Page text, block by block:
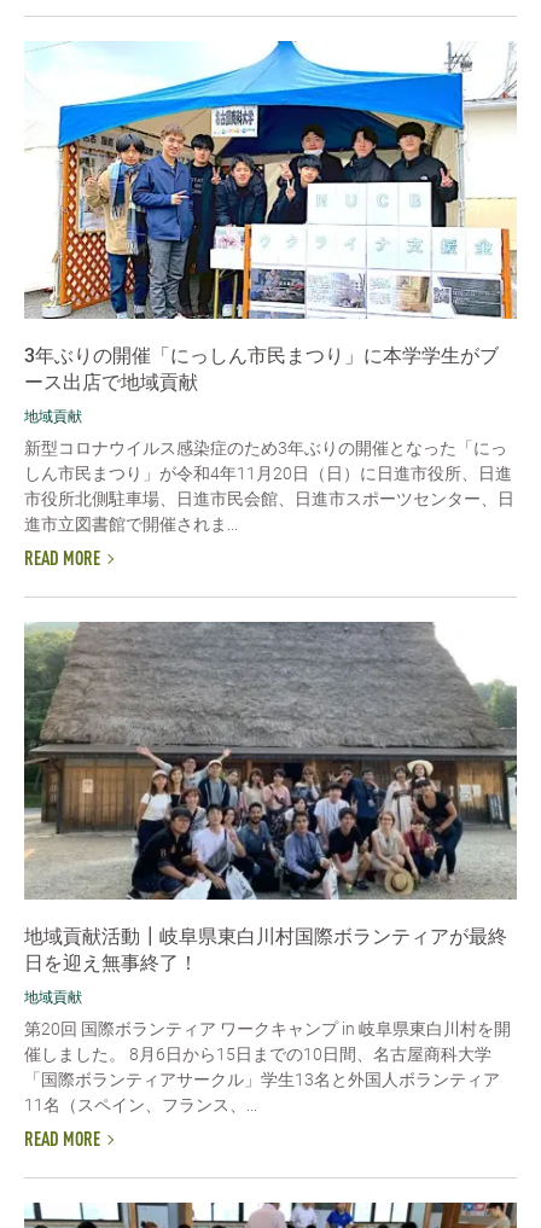
3年ぶりの開催「にっしん市民まつり」に本学学生がブ
ース出店で地域貢献
地域貢献
新型コロナウイルス感染症のため3年ぶりの開催となった「にっ
しん市民まつり」が令和4年11月20日（日）に日進市役所、日進
市役所北側駐車場、日進市民会館、日進市スポーツセンター、日
進市立図書館で開催されま...
READ MORE
地域貢献活動┃岐阜県東白川村国際ボランティアが最終
日を迎え無事終了！
地域貢献
第20回 国際ボランティア ワークキャンプ in 岐阜県東白川村を開
催しました。 8月6日から15日までの10日間、名古屋商科大学
「国際ボランティアサークル」学生13名と外国人ボランティア
11名（スペイン、フランス、...
READ MORE